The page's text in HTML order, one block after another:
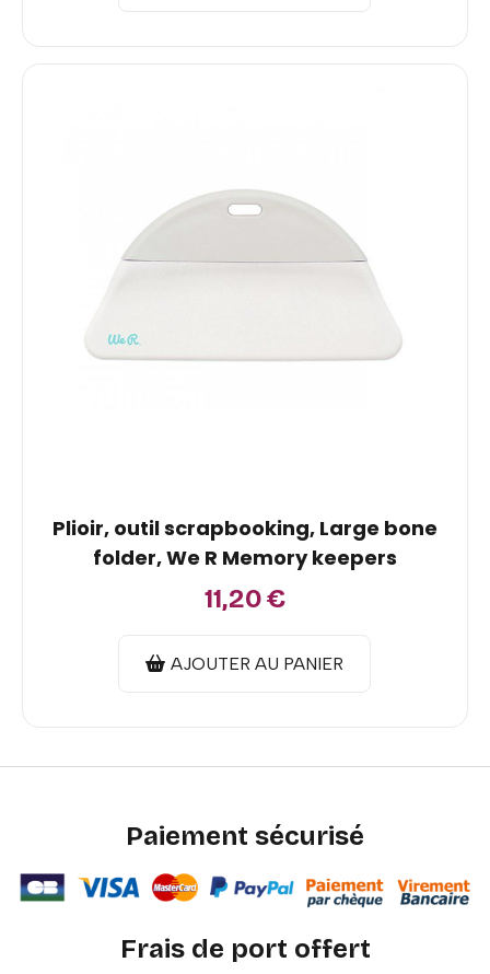
Plioir, outil scrapbooking, Large bone
folder, We R Memory keepers
11,20€
AJOUTER AU PANIER
Paiement sécurisé
Frais de port offert